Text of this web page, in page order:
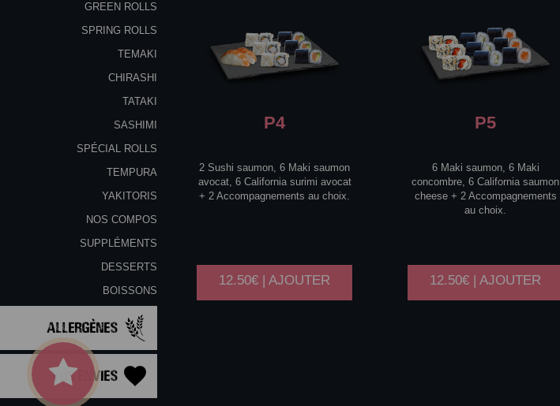
GREEN ROLLS
SPRING ROLLS
TEMAKI
CHIRASHI
TATAKI
SASHIMI
SPÉCIAL ROLLS
TEMPURA
YAKITORIS
NOS COMPOS
SUPPLÉMENTS
DESSERTS
BOISSONS
Allergènes
Vos Envies
P4
2 Sushi saumon, 6 Maki saumon
avocat, 6 California surimi avocat
+ 2 Accompagnements au choix.
12.50€ | AJOUTER
P5
6 Maki saumon, 6 Maki
concombre, 6 California saumon
cheese + 2 Accompagnements
au choix.
12.50€ | AJOUTER